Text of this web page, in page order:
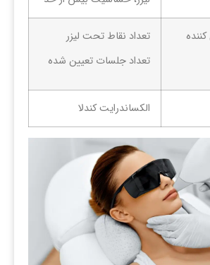
تعداد نقاط تحت لیزر
تعداد جلسات تعیین شده
الکساندرایت کندلا